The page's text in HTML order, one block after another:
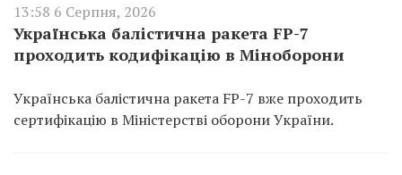
13:58 6 Серпня, 2026
Українська балістична ракета FP-7
проходить кодифікацію в Міноборони
Українська балістична ракета FP-7 вже проходить
сертифікацію в Міністерстві оборони України.